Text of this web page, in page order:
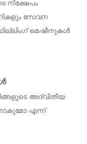
നിക്ഷേപം
സേവന
മെഷീനുകൾ
അദ്വിതീയ
എന്ന്